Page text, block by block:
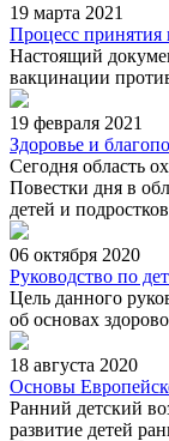
19 марта 2021
Процесс принятия
Настоящий
вакцинации
19 февраля 2021
Здоровье и
Сегодня область
Повестки дня в
детей и
06 октября 2020
Руководство по
Цель данного
об основах
18 августа 2020
Основы
Ранний детский
развитие детей